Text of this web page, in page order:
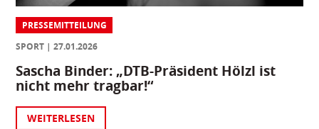
PRESSEMITTEILUNG
SPORT
27.01.2026
Sascha Binder: „DTB-Präsident Hölzl ist
nicht mehr tragbar!“
WEITERLESEN